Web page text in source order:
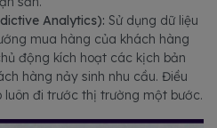
Analytics): Sử dụng dữ liệu
mua hàng của khách hàng
động kích hoạt các kịch bản
hàng nảy sinh nhu cầu. Điều
luôn đi trước thị trường một bước.